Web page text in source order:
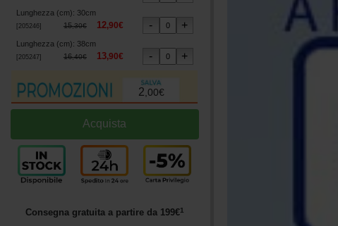
Lunghezza (cm): 30cm
205246] 15,30€ 12,90€
Lunghezza (cm): 38cm
205247] 16,40€ 13,90€
2,00€
Consegna gratuita a partire da 199€1